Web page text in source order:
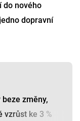
do nového
dopravní
změny,
vzrůst ke 3 %